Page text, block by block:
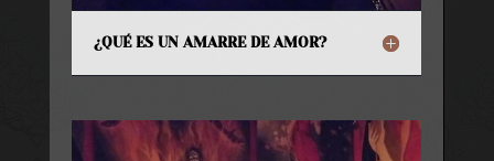
¿QUÉ ES UN AMARRE DE AMOR?